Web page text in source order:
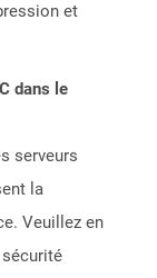
et
dans le
serveurs
la
Veuillez en